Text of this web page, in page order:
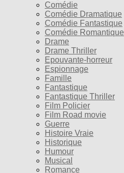
Comédie
Comédie Dramatique
Comédie Fantastique
Comédie Romantique
Drame
Drame Thriller
Epouvante-horreur
Espionnage
Famille
Fantastique
Fantastique Thriller
Film Policier
Film Road movie
Guerre
Histoire Vraie
Historique
Humour
Musical
Romance